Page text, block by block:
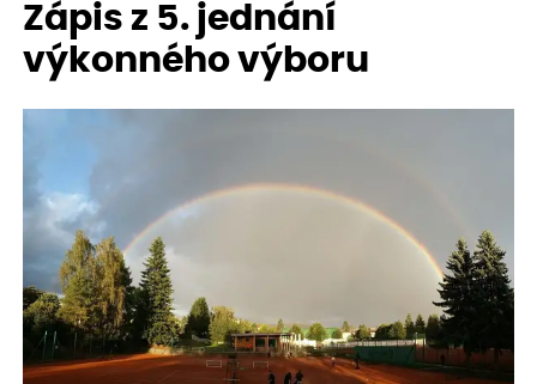
Zápis z 5. jednání
výkonného výboru